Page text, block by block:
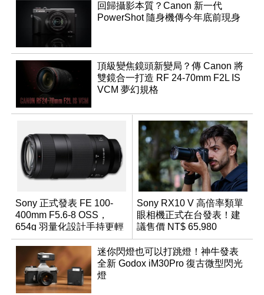
回歸攝影本質？Canon 新一代
PowerShot 隨身機傳今年底前現身
頂級變焦鏡頭新變局？傳 Canon 將
雙鏡合一打造 RF 24-70mm F2L IS
VCM 夢幻規格
Sony 正式發表 FE 100-
400mm F5.6-8 OSS，
654g 羽量化設計手持更輕
鬆
Sony RX10 V 高倍率類單
眼相機正式在台發表！建
議售價 NT$ 65,980
迷你閃燈也可以打跳燈！神牛發表
全新 Godox iM30Pro 復古微型閃光
燈